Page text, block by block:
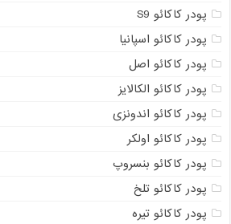
پودر کاکائو S9
پودر کاکائو اسپانیا
پودر کاکائو اصل
پودر کاکائو الکالایز
پودر کاکائو اندونزی
پودر کاکائو اولکر
پودر کاکائو بنسروپ
پودر کاکائو تلخ
پودر کاکائو تیره